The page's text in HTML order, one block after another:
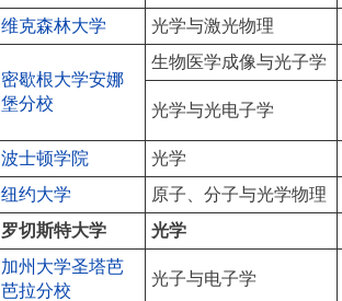
维克森林大学 光学与激光物理
密歇根大学安娜
堡分校
生物医学成像与光子学
光学与光电子学
波士顿学院 光学
纽约大学 原子、分子与光学物理
罗切斯特大学 光学
加州大学圣塔芭
芭拉分校
光子与电子学